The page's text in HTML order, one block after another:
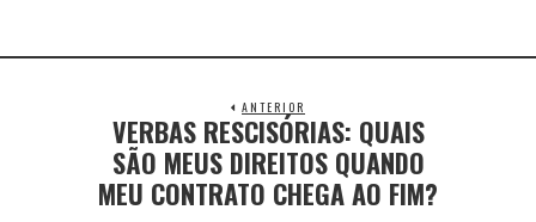
ANTERIOR
VERBAS RESCISÓRIAS: QUAIS
SÃO MEUS DIREITOS QUANDO
MEU CONTRATO CHEGA AO FIM?